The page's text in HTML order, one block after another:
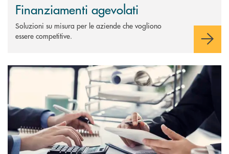
Finanziamenti agevolati
Soluzioni su misura per le aziende che vogliono
essere competitive.
Scopri di più Anticipazione Crediti